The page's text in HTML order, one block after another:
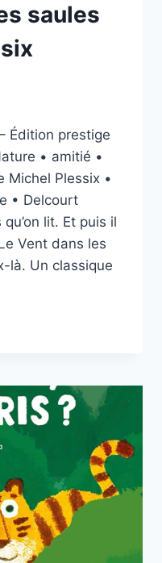
saules
Édition prestige
• amitié •
Michel Plessix •
• Delcourt
lit. Et puis il
Vent dans les
là. Un classique